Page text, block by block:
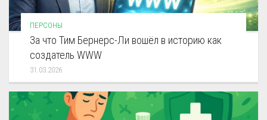
ПЕРСОНЫ
За что Тим Бернерс-Ли вошёл в историю как
создатель WWW
31.03.2026